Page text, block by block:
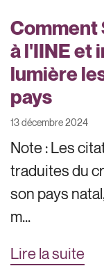
Comment
à l'IINE et
lumière
pays
13 décembre 2024
Note : Les
traduites du
son pays
m...
Lire la suite